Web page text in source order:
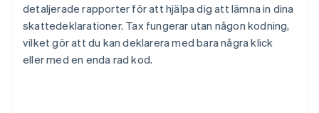
detaljerade rapporter för att hjälpa dig att lämna in dina
skattedeklarationer. Tax fungerar utan någon kodning,
vilket gör att du kan deklarera med bara några klick
eller med en enda rad kod.
Australien